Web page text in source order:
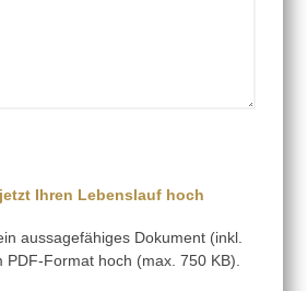
Ihren Lebenslauf hoch
aussagefähiges Dokument (inkl.
PDF-Format hoch (max. 750 KB).